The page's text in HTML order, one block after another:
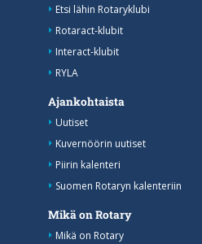
Etsi lähin Rotaryklubi
Rotaract-klubit
Interact-klubit
RYLA
Ajankohtaista
Uutiset
Kuvernöörin uutiset
Piirin kalenteri
Suomen Rotaryn kalenteriin
Mikä on Rotary
Mikä on Rotary